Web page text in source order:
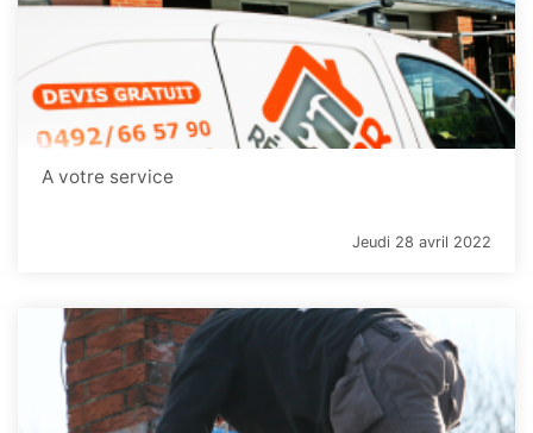
A votre service
Jeudi 28 avril 2022